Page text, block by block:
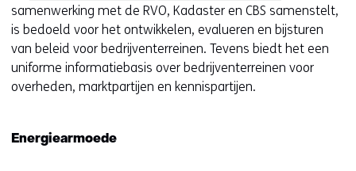
e
e
s
d
t
e
r
)
o
p
e
n
samenwerking met de RVO, Kadaster en CBS samenstelt,
is bedoeld voor het ontwikkelen, evalueren en bijsturen
van beleid voor bedrijventerreinen. Tevens biedt het een
uniforme informatiebasis over bedrijventerreinen voor
overheden, marktpartijen en kennispartijen.
Energiearmoede